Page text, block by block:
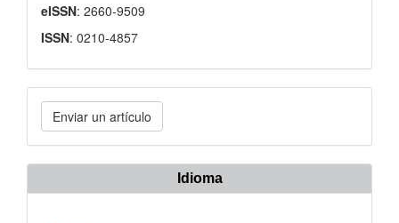
eISSN: 2660-9509
ISSN: 0210-4857
Enviar
un
artículo
Enviar un artículo
Idioma